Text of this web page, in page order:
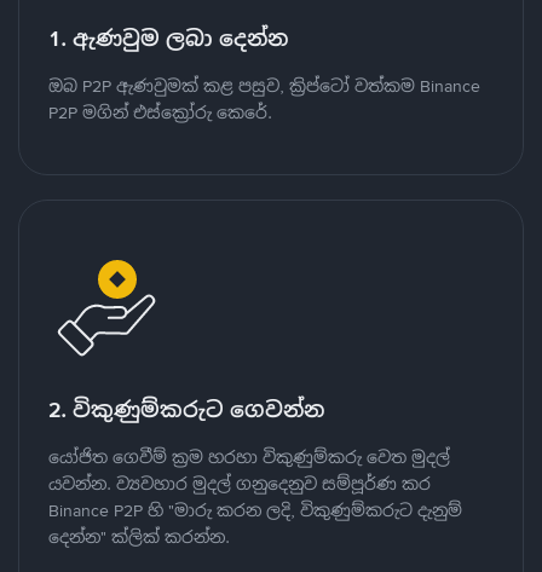
1. ඇණවුම ලබා දෙන්න
ඔබ P2P ඇණවුමක් කළ පසුව, ක්‍රිප්ටෝ වත්කම Binance
P2P මගින් එස්ක්‍රෝරු කෙරේ.
2. විකුණුම්කරුට ගෙවන්න
යෝජිත ගෙවීම් ක්‍රම හරහා විකුණුම්කරු වෙත මුදල්
යවන්න. ව්‍යවහාර මුදල් ගනුදෙනුව සම්පූර්ණ කර
Binance P2P හි "මාරු කරන ලදි, විකුණුම්කරුට දැනුම්
දෙන්න" ක්ලික් කරන්න.